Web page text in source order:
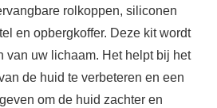
rolkoppen, siliconen
en opbergkoffer. Deze kit wordt
van uw lichaam. Het helpt bij het
de huid te verbeteren en een
om de huid zachter en